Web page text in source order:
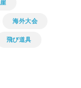
崖
海外大会
飛び道具